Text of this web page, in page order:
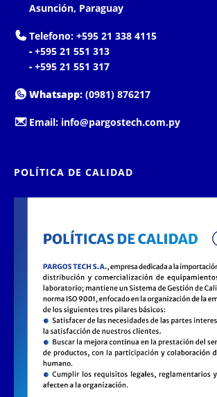
Asunción, Paraguay
Telefono: +595 21 338 4115
-+595 21 551 313
-+595 21 551 317
Whatsapp: (0981) 876217
Email: info@pargostech.com.py
POLÍTICA DE CALIDAD